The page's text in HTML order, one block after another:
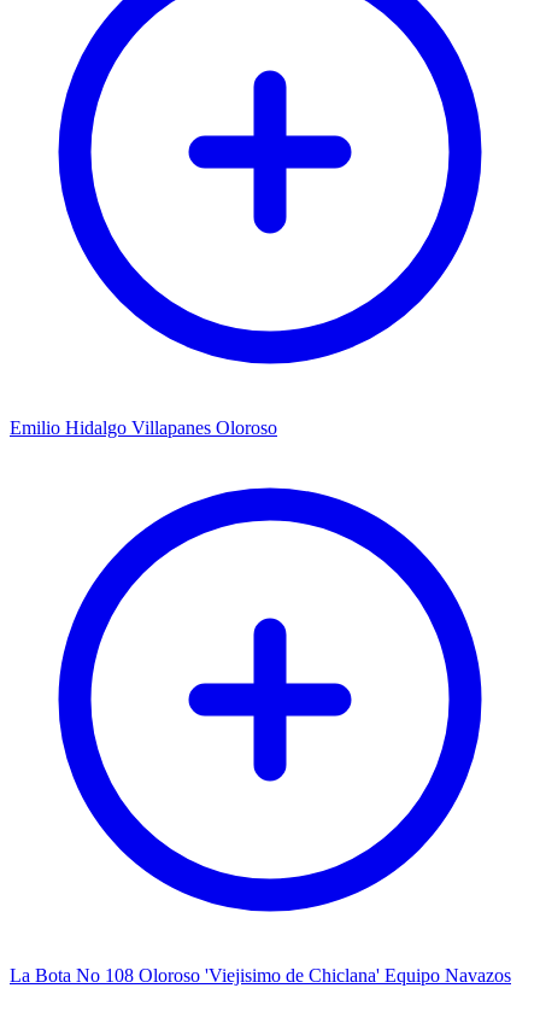
Emilio Hidalgo Villapanes Oloroso
La Bota No 108 Oloroso 'Viejisimo de Chiclana' Equipo Navazos